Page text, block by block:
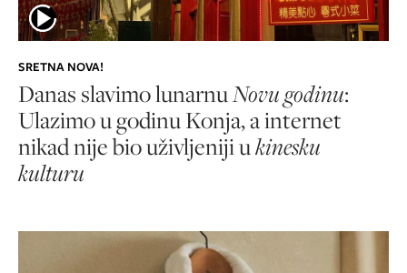
SRETNA NOVA!
Danas slavimo lunarnuNovu godinu:
Ulazimo u godinu Konja, a internet
nikad nije bio uživljeniji ukinesku
kulturu